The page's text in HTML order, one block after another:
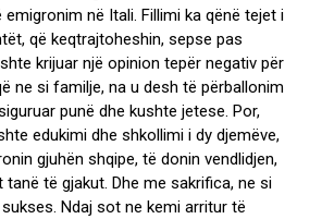
në Itali. Fillimi ka qënë tejet i
që keqtrajtoheshin, sepse pas
krijuar një opinion tepër negativ për
ne si familje, na u desh të përballonim
punë dhe kushte jetese. Por,
edukimi dhe shkollimi i dy djemëve,
gjuhën shqipe, të donin vendlidjen,
tanë të gjakut. Dhe me sakrifica, ne si
Ndaj sot ne kemi arritur të